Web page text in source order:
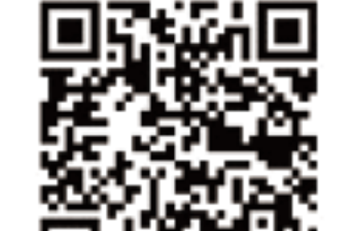
あなたができる子育て支援
シニアクラブ天竜 上阿多古・下阿多古
みしまみんなの子育てサロン ふぁむ
湯日の子ども達を見守る会
やなぎ文庫
静岡県立総合病院保育所おひさま
プライバシーポリシー
リンクポリシー